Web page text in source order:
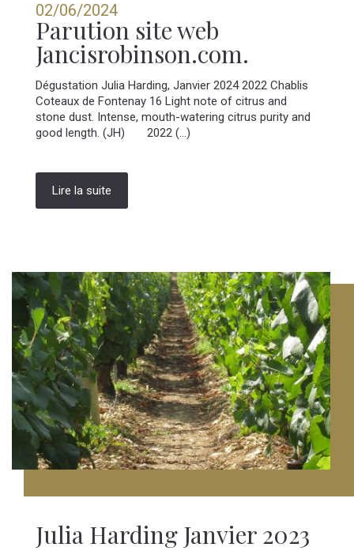
02/06/2024
Parution site web
Jancisrobinson.com.
Dégustation Julia Harding, Janvier 2024 2022 Chablis
Coteaux de Fontenay 16 Light note of citrus and
stone dust. Intense, mouth-watering citrus purity and
good length. (JH) 2022 (...)
Lire la suite
Julia Harding Janvier 2023